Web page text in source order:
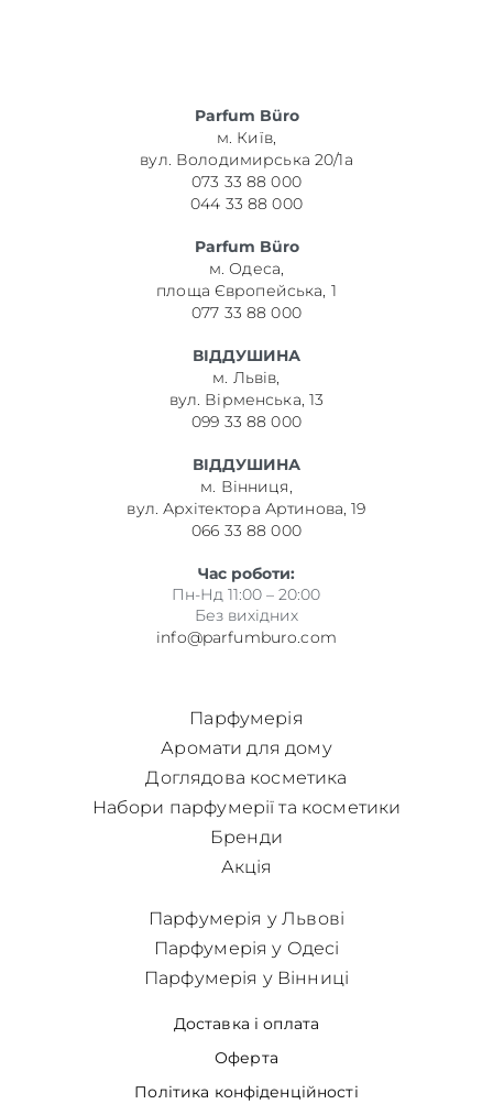
Parfum Büro
м. Київ,
вул. Володимирська 20/1а
073 33 88 000
044 33 88 000
Parfum Büro
м. Одеса,
площа Європейська, 1
077 33 88 000
ВІДДУШИНА
м. Львів,
вул. Вірменська, 13
099 33 88 000
ВІДДУШИНА
м. Вінниця,
вул. Архітектора Артинова, 19
066 33 88 000
Час роботи:
Пн-Нд 11:00 – 20:00
Без вихідних
info@parfumburo.com
Парфумерія
Аромати для дому
Доглядова косметика
Набори парфумерії та косметики
Бренди
Акція
Доставка і оплата
Оферта
Політика конфіденційності
Парфумерія у Львові
Парфумерія у Одесі
Парфумерія у Вінниці